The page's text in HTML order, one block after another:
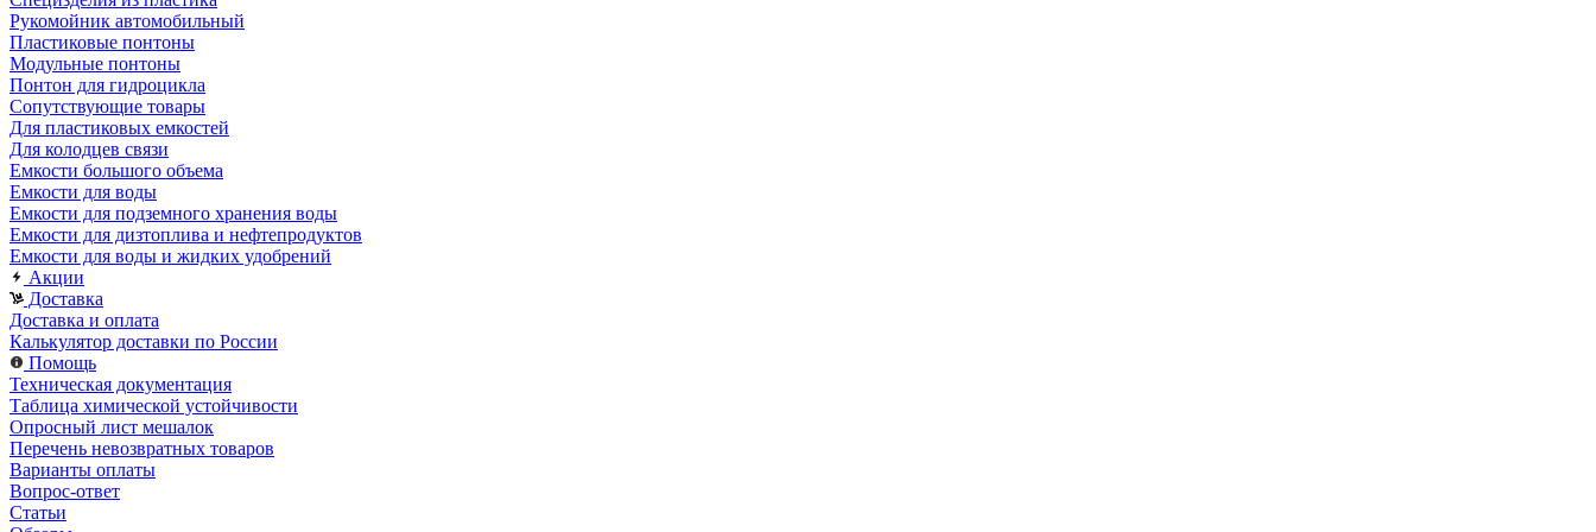
Рукомойник автомобильный
Пластиковые понтоны
Модульные понтоны
Понтон для гидроцикла
Сопутствующие товары
Для пластиковых емкостей
Для колодцев связи
Емкости большого объема
Емкости для воды
Емкости для подземного хранения воды
Емкости для дизтоплива и нефтепродуктов
Емкости для воды и жидких удобрений
Акции
Доставка
Доставка и оплата
Калькулятор доставки по России
Помощь
Техническая документация
Таблица химической устойчивости
Опросный лист мешалок
Перечень невозвратных товаров
Варианты оплаты
Вопрос-ответ
Статьи